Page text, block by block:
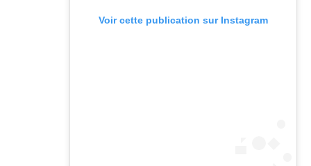
Voir cette publication sur Instagram